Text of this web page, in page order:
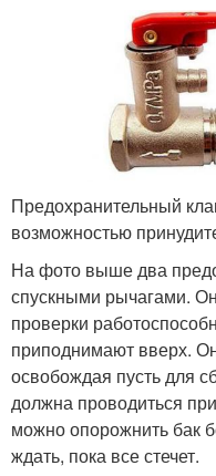
Предохранительный
возможностью
На фото выше два
спускными рычагами.
проверки
приподнимают вверх.
освобождая пусть для
должна проводиться
можно опорожнить бак
ждать, пока все стечет.